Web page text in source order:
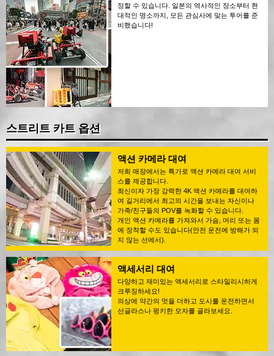
정할 수 있습니다. 일본의 역사적인 장소부터 현
대적인 명소까지, 모든 관심사에 맞는 투어를 준
비했습니다!
스트리트 카트 옵션
액션 카메라 대여
저희 매장에서는 특가로 액션 카메라 대여 서비
스를 제공합니다.
최신이자 가장 강력한 4K 액션 카메라를 대여하
여 길거리에서 최고의 시간을 보내는 자신이나
가족/친구들의 POV를 녹화할 수 있습니다.
개인 액션 카메라를 가져와서 가슴, 머리 또는 몸
에 장착할 수도 있습니다(안전 운전에 방해가 되
지 않는 선에서).
액세서리 대여
다양하고 재미있는 액세서리로 스타일리시하게
크루징하세요!
의상에 약간의 멋을 더하고 도시를 운전하면서
선글라스나 펑키한 모자를 골라보세요.